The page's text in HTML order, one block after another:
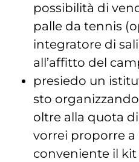
possibilità di
palle da tennis
integratore di
all’affitto del
presiedo un
sto
oltre alla quota
vorrei proporre
conveniente il